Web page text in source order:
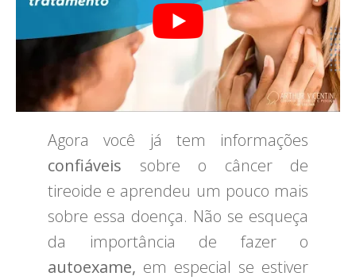
Agora você já tem informações
confiáveis sobre o câncer de
tireoide e aprendeu um pouco mais
sobre essa doença. Não se esqueça
da importância de fazer o
autoexame, em especial se estiver